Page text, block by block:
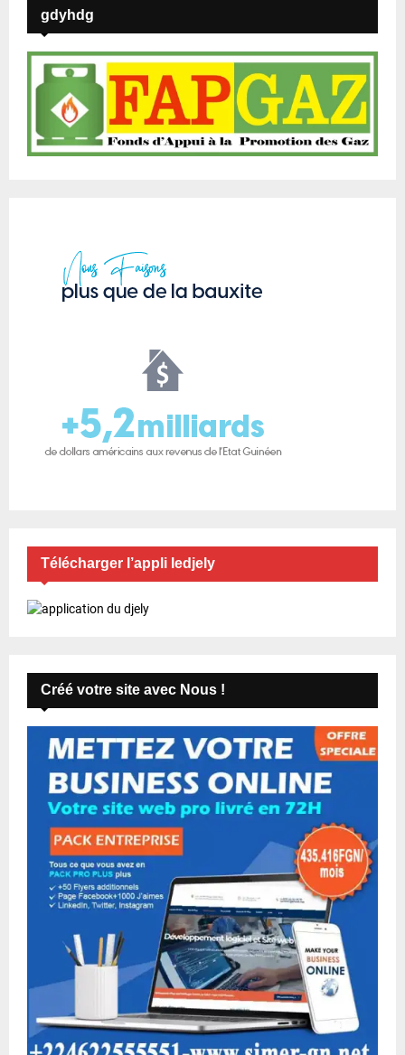
gdyhdg
Télécharger l’appli ledjely
Créé votre site avec Nous !